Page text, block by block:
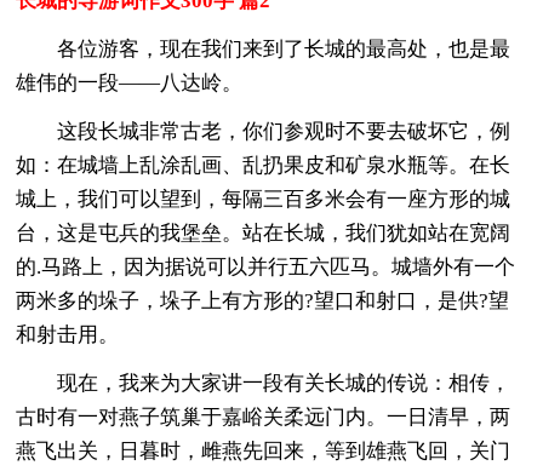
各位游客，现在我们来到了长城的最高处，也是最
雄伟的一段――八达岭。
这段长城非常古老，你们参观时不要去破坏它，例
如：在城墙上乱涂乱画、乱扔果皮和矿泉水瓶等。在长
城上，我们可以望到，每隔三百多米会有一座方形的城
台，这是屯兵的我堡垒。站在长城，我们犹如站在宽阔
的.马路上，因为据说可以并行五六匹马。城墙外有一个
两米多的垛子，垛子上有方形的?望口和射口，是供?望
和射击用。
现在，我来为大家讲一段有关长城的传说：相传，
古时有一对燕子筑巢于嘉峪关柔远门内。一日清早，两
燕飞出关，日暮时，雌燕先回来，等到雄燕飞回，关门